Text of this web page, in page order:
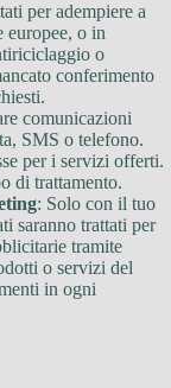
per adempiere a
europee, o in
o
conferimento
comunicazioni
SMS o telefono.
per i servizi offerti.
di trattamento.
: Solo con il tuo
saranno trattati per
tramite
o servizi del
in ogni